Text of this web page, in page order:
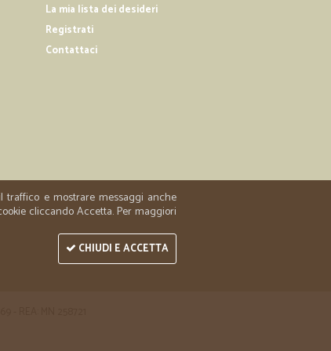
La mia lista dei desideri
Registrati
Contattaci
traffico e mostrare messaggi anche
cliccando Accetta. Per maggiori
CHIUDI E ACCETTA